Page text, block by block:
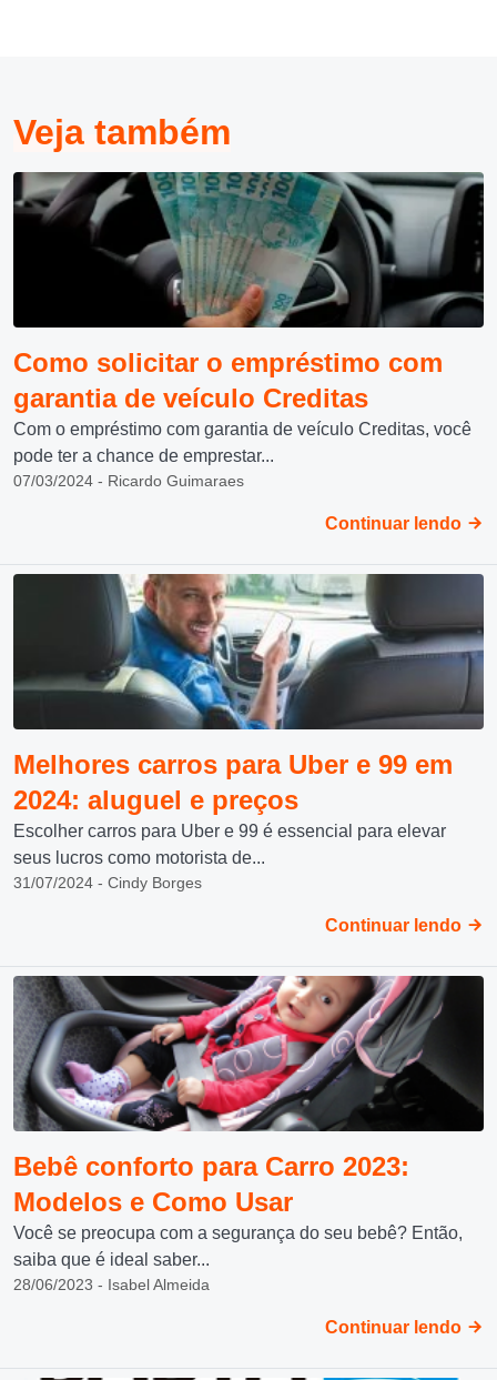
Veja também
Como solicitar o empréstimo com
garantia de veículo Creditas
Com o empréstimo com garantia de veículo Creditas, você
pode ter a chance de emprestar...
07/03/2024 - Ricardo Guimaraes
Continuar lendo
Melhores carros para Uber e 99 em
2024: aluguel e preços
Escolher carros para Uber e 99 é essencial para elevar
seus lucros como motorista de...
31/07/2024 - Cindy Borges
Continuar lendo
Bebê conforto para Carro 2023:
Modelos e Como Usar
Você se preocupa com a segurança do seu bebê? Então,
saiba que é ideal saber...
28/06/2023 - Isabel Almeida
Continuar lendo